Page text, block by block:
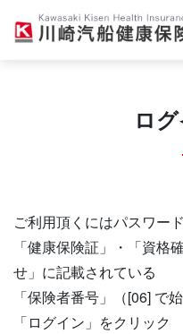
ロ
ご利用頂くにはパスワー
「健康保険証」・「資格
せ」に記載されている
「保険者番号」（[06] で
「ログイン」をクリック